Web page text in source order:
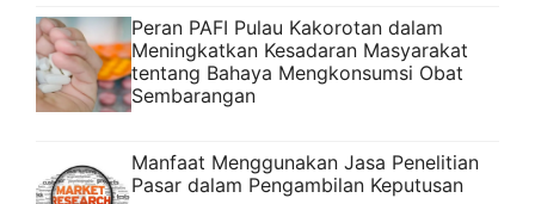
Peran PAFI Pulau Kakorotan dalam
Meningkatkan Kesadaran Masyarakat
tentang Bahaya Mengkonsumsi Obat
Sembarangan
Manfaat Menggunakan Jasa Penelitian
Pasar dalam Pengambilan Keputusan